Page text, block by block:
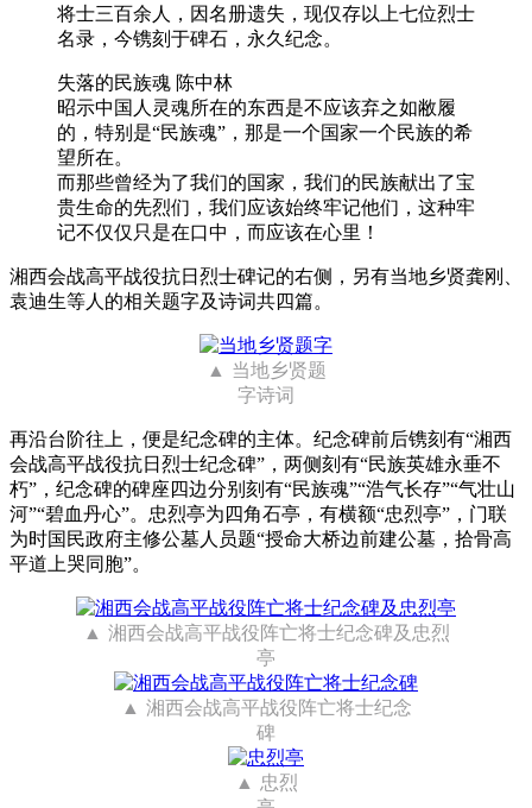
将士三百余人，因名册遗失，现仅存以上七位烈士
名录，今镌刻于碑石，永久纪念。
失落的民族魂 陈中林
昭示中国人灵魂所在的东西是不应该弃之如敝履
的，特别是“民族魂”，那是一个国家一个民族的希
望所在。
而那些曾经为了我们的国家，我们的民族献出了宝
贵生命的先烈们，我们应该始终牢记他们，这种牢
记不仅仅只是在口中，而应该在心里！
湘西会战高平战役抗日烈士碑记的右侧，另有当地乡贤龚刚、
袁迪生等人的相关题字及诗词共四篇。
当地乡贤题
字诗词
再沿台阶往上，便是纪念碑的主体。纪念碑前后镌刻有“湘西
会战高平战役抗日烈士纪念碑”，两侧刻有“民族英雄永垂不
朽”，纪念碑的碑座四边分别刻有“民族魂”“浩气长存”“气壮山
河”“碧血丹心”。忠烈亭为四角石亭，有横额“忠烈亭”，门联
为时国民政府主修公墓人员题“授命大桥边前建公墓，拾骨高
平道上哭同胞”。
湘西会战高平战役阵亡将士纪念碑及忠烈
亭
湘西会战高平战役阵亡将士纪念
碑
忠烈